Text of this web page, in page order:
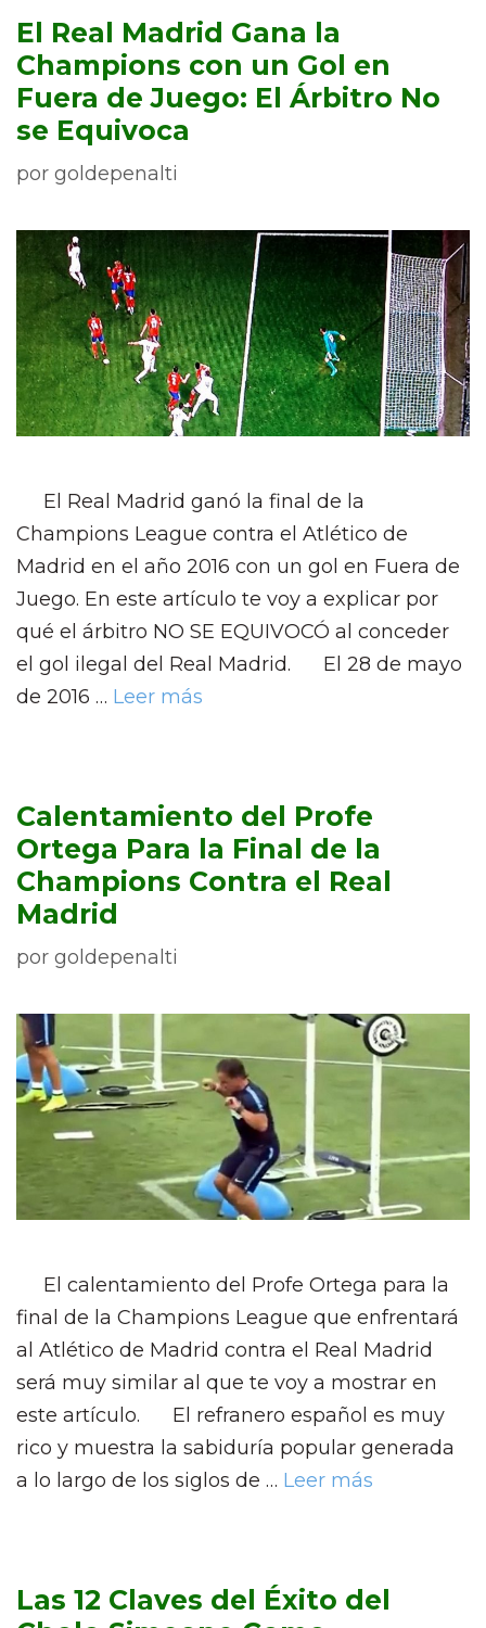
El Real Madrid Gana la
Champions con un Gol en
Fuera de Juego: El Árbitro No
se Equivoca
por goldepenalti
El Real Madrid ganó la final de la
Champions League contra el Atlético de
Madrid en el año 2016 con un gol en Fuera de
Juego. En este artículo te voy a explicar por
qué el árbitro NO SE EQUIVOCÓ al conceder
el gol ilegal del Real Madrid. El 28 de mayo
de 2016 … Leer más
Calentamiento del Profe
Ortega Para la Final de la
Champions Contra el Real
Madrid
por goldepenalti
El calentamiento del Profe Ortega para la
final de la Champions League que enfrentará
al Atlético de Madrid contra el Real Madrid
será muy similar al que te voy a mostrar en
este artículo. El refranero español es muy
rico y muestra la sabiduría popular generada
a lo largo de los siglos de … Leer más
Las 12 Claves del Éxito del